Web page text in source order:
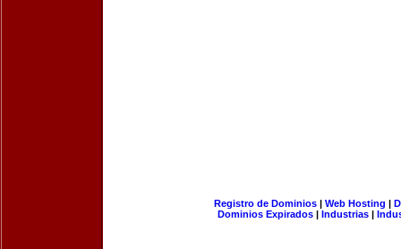
Registro de Dominios| Web Hosting |
Dominios Expirados | Industrias |